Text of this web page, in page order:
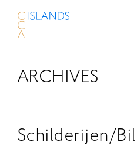
ABOUT
ARCHIVES
Schilderijen/